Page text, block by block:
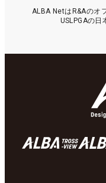
ALBA NetはR&Aのオ
USLPGAの日